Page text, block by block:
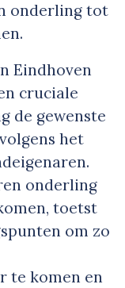
onderling tot
Eindhoven
cruciale
de gewenste
het
onderling
toetst
om zo
te komen en